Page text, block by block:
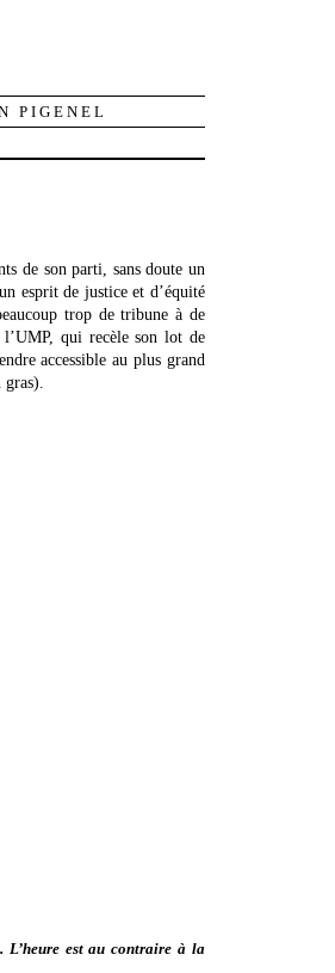
PIGENEL
de son parti, sans doute un
esprit de justice et d’équité
trop de tribune à de
qui recèle son lot de
accessible au plus grand
L’heure est au contraire à la